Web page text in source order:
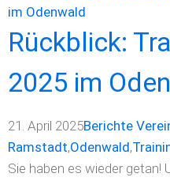
Rückblick:
2025 im
21. April 2025Berichte
Ramstadt,Odenwald,
Sie haben es wieder getan!